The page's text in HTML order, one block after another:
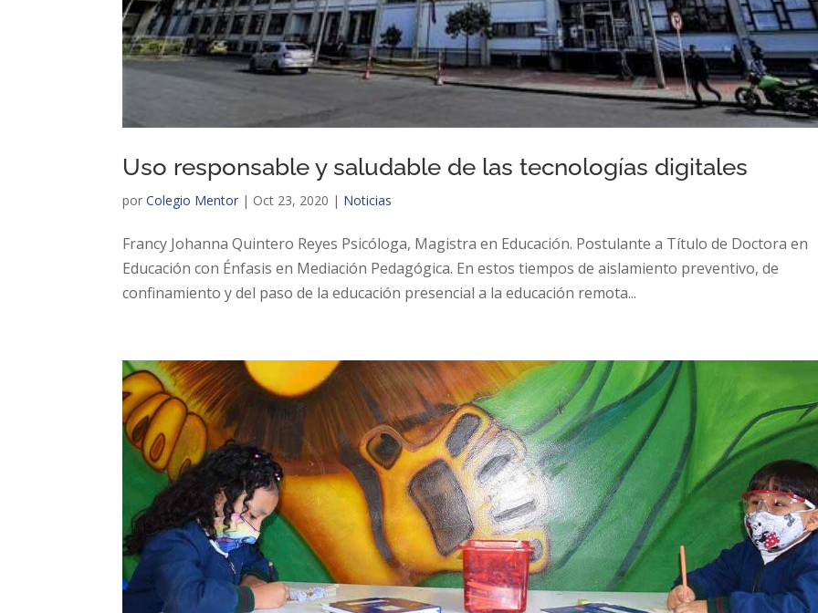
Uso responsable y saludable de las tecnologías digitales
porColegio Mentor | Oct 23, 2020 | Noticias
Francy Johanna Quintero Reyes Psicóloga, Magistra en Educación. Postulante a Título de Doctora en
Educación con Énfasis en Mediación Pedagógica. En estos tiempos de aislamiento preventivo, de
confinamiento y del paso de la educación presencial a la educación remota...